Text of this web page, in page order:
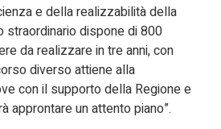
e della realizzabilità della
straordinario dispone di 800
da realizzare in tre anni, con
diverso attiene alla
con il supporto della Regione e
approntare un attento piano”.